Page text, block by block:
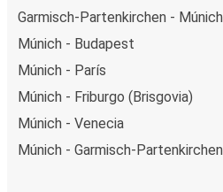
Garmisch-Partenkirchen - Múnich
Múnich - Budapest
Múnich - París
Múnich - Friburgo (Brisgovia)
Múnich - Venecia
Múnich - Garmisch-Partenkirchen